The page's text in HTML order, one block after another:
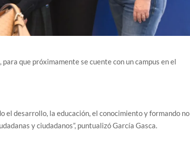
que próximamente se cuente con un campus en el
el desarrollo, la educación, el conocimiento y formando no
y ciudadanos”, puntualizó García Gasca.